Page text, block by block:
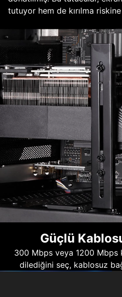
tutuyor hem de kırılma
Güçlü
300 Mbps veya 1200 Mbps
dilediğini seç, kablosuz